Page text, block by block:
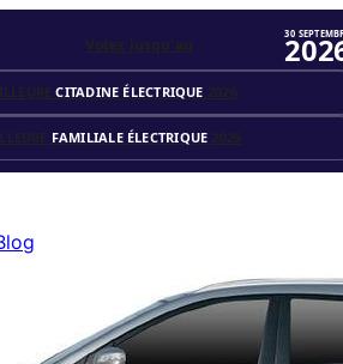
CITADINE ÉLECTRIQUE 2026
FAMILIALE ÉLECTRIQUE 2026
Votez jusqu'au
30